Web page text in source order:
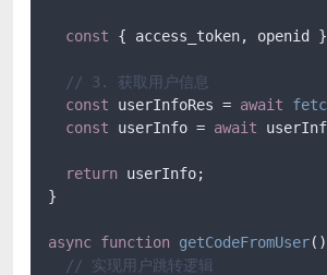
const { access_token, openid
// 3. 获取用户信息
const userInfoRes = await
const userInfo = await
return userInfo;
}
async function getCodeFromUser(
// 实现用户跳转逻辑